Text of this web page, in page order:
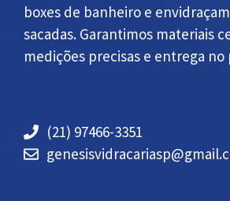
boxes de banheiro e
sacadas. Garantimos materiais
medições precisas e entrega no
(21) 97466-3351